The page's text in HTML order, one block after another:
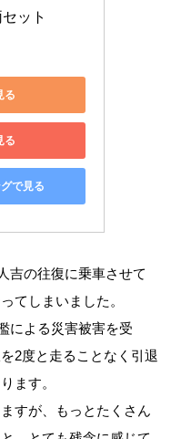
ット
る
る
で見る
吉の往復に乗車させて
てしまいました。
による災害被害を受
2度と走ることなく引退
ます。
すが、もっとたくさん